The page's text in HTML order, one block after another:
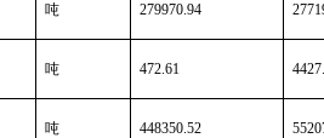
吨 279970.94
吨 472.61
吨 448350.52